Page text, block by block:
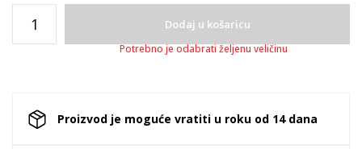
Dodaj u košaricu
Potrebno je odabrati željenu veličinu
Proizvod je moguće vratiti u roku od 14 dana